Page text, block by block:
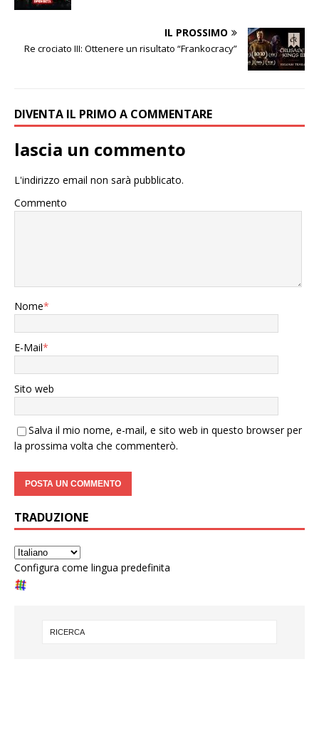
IL PROSSIMO
Re crociato III: Ottenere un risultato “Frankocracy”
DIVENTA IL PRIMO A COMMENTARE
lascia un commento
L'indirizzo email non sarà pubblicato.
Commento
Nome*
E-Mail*
Sito web
Salva il mio nome, e-mail, e sito web in questo browser per
la prossima volta che commenterò.
TRADUZIONE
Configura come lingua predefinita